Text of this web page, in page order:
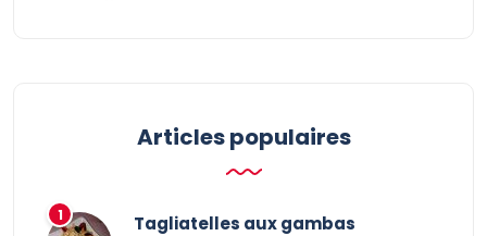
Articles populaires
Tagliatelles aux gambas